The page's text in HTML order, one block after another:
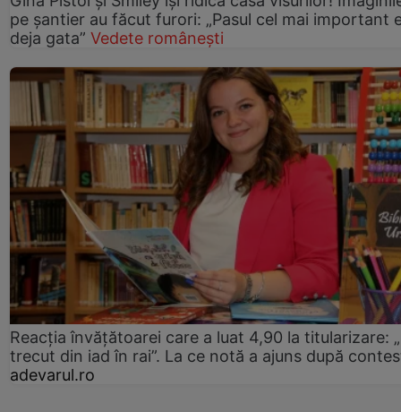
pe șantier au făcut furori: „Pasul cel mai important
deja gata” Vedete românești
Reacția învățătoarei care a luat 4,90 la titularizare:
trecut din iad în rai”. La ce notă a ajuns după
adevarul.ro